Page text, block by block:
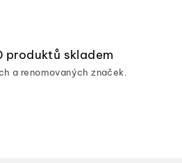
produktů skladem
a renomovaných značek.